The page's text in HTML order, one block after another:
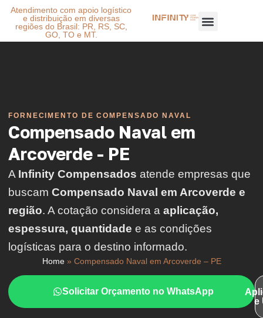
Atendimento com apoio logístico
e distribuição em diversas
regiões do Brasil: PR, RS, SC,
GO, TO e MT.
FORNECIMENTO DE COMPENSADO NAVAL
Compensado Naval em
Arcoverde - PE
A Infinity Compensados atende empresas que
buscam Compensado Naval em Arcoverde e
região. A cotação considera a aplicação,
espessura, quantidade e as condições
logísticas para o destino informado.
Home» Compensado Naval em Arcoverde – PE
Solicitar Orçamento no WhatsApp
e